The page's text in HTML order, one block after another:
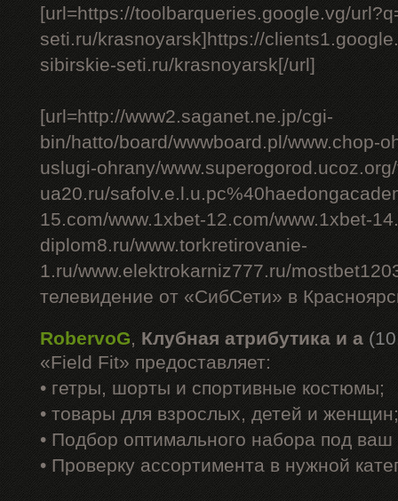
[url=https://toolbarqueries.google.vg/
seti.ru/krasnoyarsk]https://
sibirskie-seti.ru/krasnoyarsk[/url]
[url=http://www2.saganet.ne.jp/cgi-
bin/hatto/board/wwwboard.pl/www.chop-
uslugi-ohrany/
ua20.ru/
15.com/www.1xbet-12.com/www.1xbet-
diplom8.ru/www.torkretirovanie-
1.ru/www.elektrokarniz777.ru/
телевидение от «СибСети» в
RobervoG, Клубная атрибутика и а
«Field Fit» предоставляет:
• гетры, шорты и спортивные костюмы;
• товары для взрослых, детей и женщин;
• Подбор оптимального набора под
• Проверку ассортимента в нужной